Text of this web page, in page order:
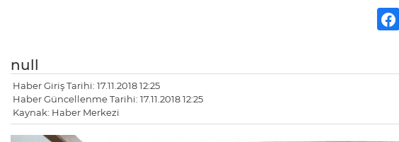
null
Haber Giriş Tarihi: 17.11.2018 12:25
Haber Güncellenme Tarihi: 17.11.2018 12:25
Kaynak: Haber Merkezi